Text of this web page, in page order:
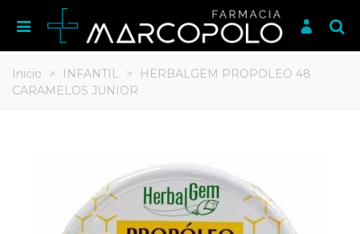
Inicio > INFANTIL >
HERBALGEM PROPOLEO 48
CARAMELOS JUNIOR